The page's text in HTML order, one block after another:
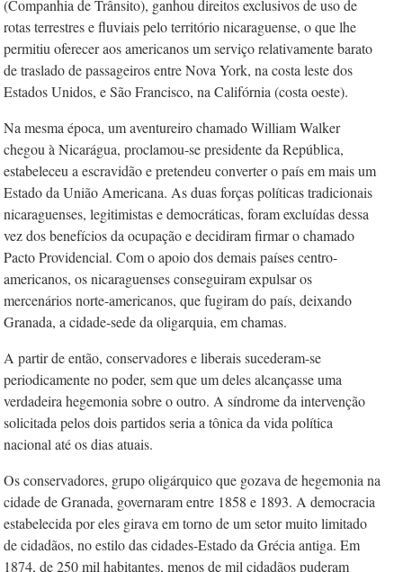
(Companhia de Trânsito), ganhou direitos exclusivos de uso de
rotas terrestres e fluviais pelo território nicaraguense, o que lhe
permitiu oferecer aos americanos um serviço relativamente barato
de traslado de passageiros entre Nova York, na costa leste dos
Estados Unidos, e São Francisco, na Califórnia (costa oeste).
Na mesma época, um aventureiro chamado William Walker
chegou à Nicarágua, proclamou-se presidente da República,
estabeleceu a escravidão e pretendeu converter o país em mais um
Estado da União Americana. As duas forças políticas tradicionais
nicaraguenses, legitimistas e democráticas, foram excluídas dessa
vez dos benefícios da ocupação e decidiram firmar o chamado
Pacto Providencial. Com o apoio dos demais países centro-
americanos, os nicaraguenses conseguiram expulsar os
mercenários norte-americanos, que fugiram do país, deixando
Granada, a cidade-sede da oligarquia, em chamas.
A partir de então, conservadores e liberais sucederam-se
periodicamente no poder, sem que um deles alcançasse uma
verdadeira hegemonia sobre o outro. A síndrome da intervenção
solicitada pelos dois partidos seria a tônica da vida política
nacional até os dias atuais.
Os conservadores, grupo oligárquico que gozava de hegemonia na
cidade de Granada, governaram entre 1858 e 1893. A democracia
estabelecida por eles girava em torno de um setor muito limitado
de cidadãos, no estilo das cidades-Estado da Grécia antiga. Em
1874, de 250 mil habitantes, menos de mil cidadãos puderam